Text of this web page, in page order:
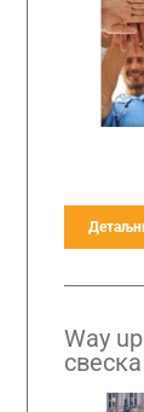
Way